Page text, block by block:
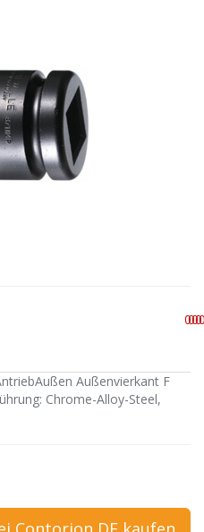
0000
Außenvierkant F
Chrome-Alloy-Steel,